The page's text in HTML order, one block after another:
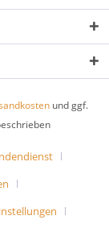
und ggf.